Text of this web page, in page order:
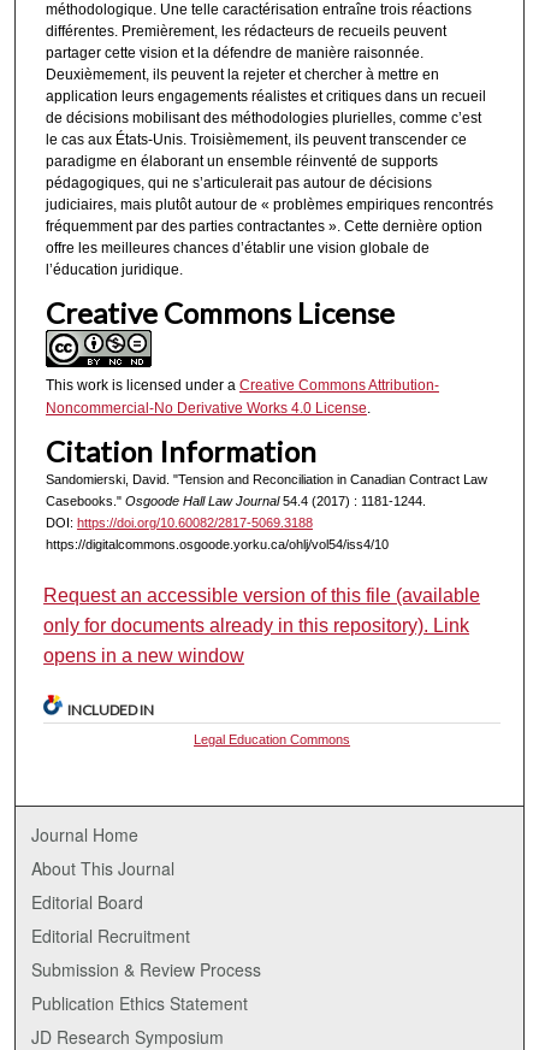
méthodologique. Une telle caractérisation entraîne trois réactions
différentes. Premièrement, les rédacteurs de recueils peuvent
partager cette vision et la défendre de manière raisonnée.
Deuxièmement, ils peuvent la rejeter et chercher à mettre en
application leurs engagements réalistes et critiques dans un recueil
de décisions mobilisant des méthodologies plurielles, comme c’est
le cas aux États-Unis. Troisièmement, ils peuvent transcender ce
paradigme en élaborant un ensemble réinventé de supports
pédagogiques, qui ne s’articulerait pas autour de décisions
judiciaires, mais plutôt autour de « problèmes empiriques rencontrés
fréquemment par des parties contractantes ». Cette dernière option
offre les meilleures chances d’établir une vision globale de
l’éducation juridique.
Creative Commons License
This work is licensed under a Creative Commons Attribution-
Noncommercial-No Derivative Works 4.0 License
Citation Information
Sandomierski, David. "Tension and Reconciliation in Canadian Contract Law
Casebooks." Osgoode Hall Law Journal54.4 (2017) : 1181-1244.
DOI: https://doi.org/10.60082/2817-5069.3188
https://digitalcommons.osgoode.yorku.ca/ohlj/vol54/iss4/10
Request an accessible version of this file (available
only for documents already in this repository). Link
opens in a new window
INCLUDED IN
Legal Education Commons
Journal Home
About This Journal
Editorial Board
Editorial Recruitment
Submission & Review Process
Publication Ethics Statement
JD Research Symposium